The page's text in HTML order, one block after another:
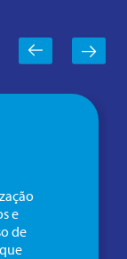
e
de